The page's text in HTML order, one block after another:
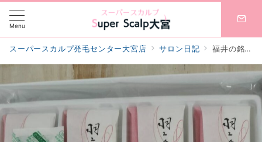
Menu
スーパースカルプ発毛センター大宮店 サロン日記 福井の銘菓「羽二重餅」いただきました✨